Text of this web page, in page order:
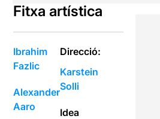
Fitxa artística
Ibrahim
Fazlic
Alexander
Aaro
Direcció:
Karstein
Solli
Idea